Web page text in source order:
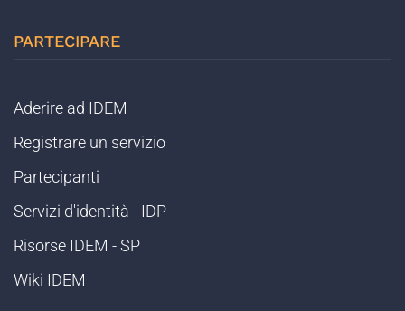
PARTECIPARE
Aderire ad IDEM
Registrare un servizio
Partecipanti
Servizi d'identità - IDP
Risorse IDEM - SP
Wiki IDEM